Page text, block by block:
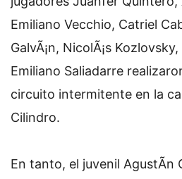
Emiliano Vecchio, Catriel
GalvÃ¡n, NicolÃ¡s
Emiliano Saliadarre
circuito intermitente en la
Cilindro.
En tanto, el juvenil AgustÃ­n